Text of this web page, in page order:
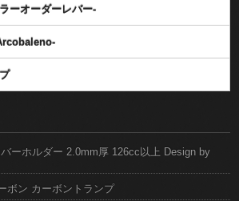
ーオーダーレバー-
ーホルダー 2.0mm厚 126cc以上 Design by
ボン カーボントランプ